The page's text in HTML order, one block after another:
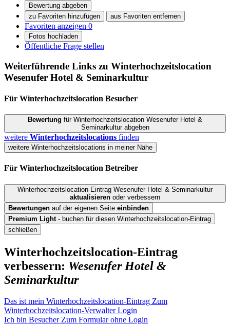
Bewertung abgeben
zu Favoriten hinzufügen
aus Favoriten entfernen
Favoriten anzeigen 0
Fotos hochladen
Öffentliche Frage stellen
Weiterführende Links zu Winterhochzeitslocation
Wesenufer Hotel & Seminarkultur
Für Winterhochzeitslocation Besucher
Bewertung für Winterhochzeitslocation Wesenufer Hotel &
Seminarkultur abgeben
weitere Winterhochzeitslocations finden
weitere Winterhochzeitslocations in meiner Nähe
Für Winterhochzeitslocation Betreiber
Winterhochzeitslocation-Eintrag Wesenufer Hotel & Seminarkultur
aktualisieren oder verbessern
Bewertungen auf der eigenen Seite einbinden
Premium Light - buchen für diesen Winterhochzeitslocation-Eintrag
schließen
Winterhochzeitslocation-Eintrag
verbessern: Wesenufer Hotel &
Seminarkultur
Das ist mein Winterhochzeitslocation-Eintrag Zum
Winterhochzeitslocation-Verwalter Login
Ich bin BesucherZum Formular ohne Login